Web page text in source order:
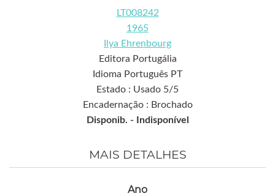
LT008242
1965
Ilya Ehrenbourg
Editora Portugália
Idioma Português PT
Estado : Usado 5/5
Encadernação : Brochado
Disponib. -
Indisponível
MAIS DETALHES
Ano